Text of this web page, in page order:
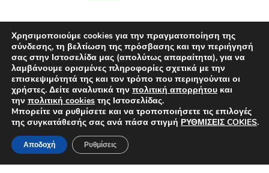
Όροι Χρήσης
Πολιτική προστασίας απορρήτου
Τρόποι Πληρωμής
Επιλογές Αποστολών
Πολιτική επιστροφών
Χρησιμοποιούμε cookies για την πραγματοποίηση της
σύνδεσης, τη βελτίωση της πρόσβασης και την περιήγησή
σας στην Ιστοσελίδα μας (απολύτως απαραίτητα), για να
λαμβάνουμε ορισμένες πληροφορίες σχετικά με την
επισκεψιμότητά της και τον τρόπο που περιηγούνται οι
χρήστες. Δείτε αναλυτικά την πολιτική απορρήτου και
την πολιτική cookies της Ιστοσελίδας.
Mπορείτε να ρυθμίσετε και να τροποποιήσετε τις επιλογές
της συγκατάθεσής σας ανά πάσα στιγμή ΡΥΘΜΙΣΕΙΣ COKIES.
Αποδοχή Ρυθμίσεις